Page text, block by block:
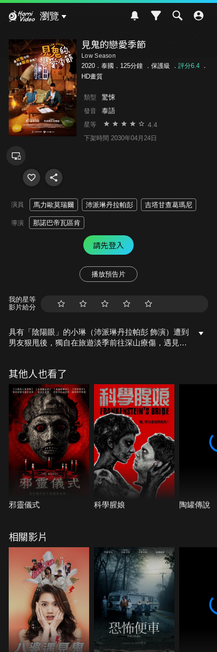
瀏覽
見鬼的戀愛季節
Low Season
2020．泰國．125分鐘 ． 保護級 ． 評分6.4．
HD畫質
類型 驚悚
發音 泰語
星等 4.4
下架時間 2030年04月24日
演員 馬力歐莫瑞爾 沛派琳丹拉帕彭 吉塔甘查葛瑪尼
導演 那諾巴帝瓦區肯
請先登入
播放預告片
我的星等
影片給分
具有「陰陽眼」的小琳（沛派琳丹拉帕彭 飾演）遭到
男友狠甩後，獨自在旅遊淡季前往深山療傷，遇見為
也因荒誕而充滿驚喜的旅程讓彼此人生的「淡季」，
重拾歡笑與浪漫！
其他人也看了
邪靈儀式 科學腥娘 陶罐傳說
相關影片